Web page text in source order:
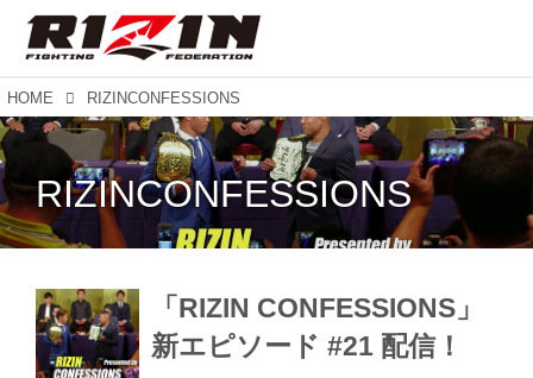
HOME RIZINCONFESSIONS
RIZINCONFESSIONS
「RIZIN CONFESSIONS」
新エピソード #21 配信！